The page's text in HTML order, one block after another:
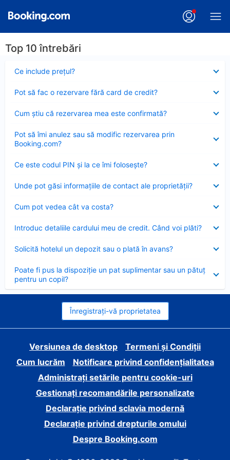
Top 10 întrebări
Ce include preţul?
închis
Pot să fac o rezervare fără card de credit?
închis
Cum ştiu că rezervarea mea este confirmată?
închis
Pot să îmi anulez sau să modific rezervarea prin
Booking.com?
închis
Ce este codul PIN şi la ce îmi foloseşte?
închis
Unde pot găsi informațiile de contact ale proprietății?
închis
Cum pot vedea cât va costa?
închis
Introduc detaliile cardului meu de credit. Când voi plăti?
închis
Solicită hotelul un depozit sau o plată în avans?
închis
Poate fi pus la dispoziție un pat suplimentar sau un pătuț
pentru un copil?
închis
Înregistrați-vă proprietatea
Versiunea de desktop
Termeni și Condiții
Cum lucrăm
Notificare privind confidențialitatea
Administrați setările pentru cookie-uri
Gestionați recomandările personalizate
Declarație privind sclavia modernă
Declarație privind drepturile omului
Despre Booking.com